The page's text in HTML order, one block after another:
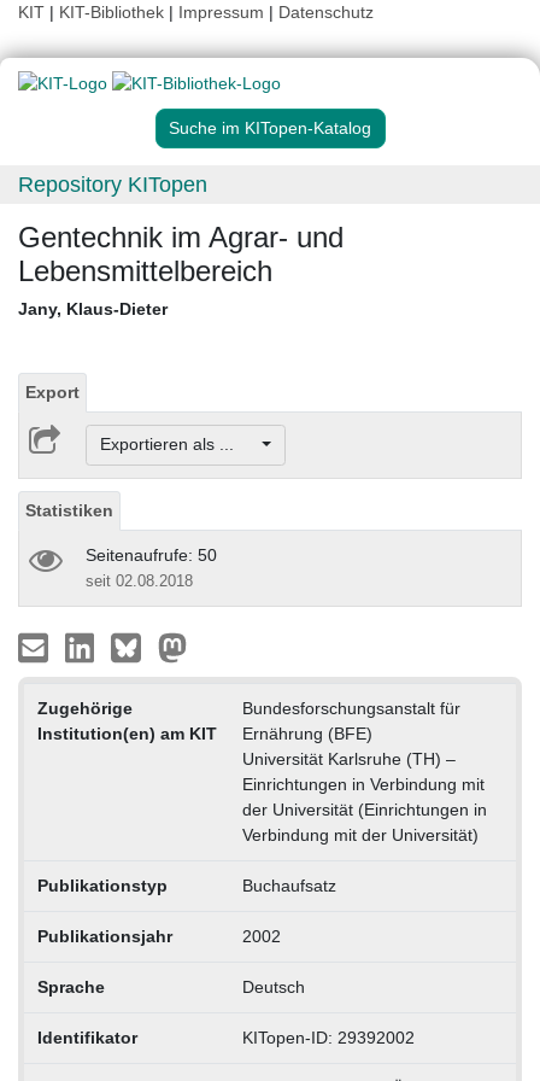
KIT | KIT-Bibliothek | Impressum | Datenschutz
Suche im KITopen-Katalog
Repository KITopen
Gentechnik im Agrar- und
Lebensmittelbereich
Jany, Klaus-Dieter
Export
Exportieren als ...
Statistiken
Seitenaufrufe: 50
seit 02.08.2018
Zugehörige
Institution(en) am KIT
Bundesforschungsanstalt für
Ernährung (BFE)
Universität Karlsruhe (TH) –
Einrichtungen in Verbindung mit
der Universität (Einrichtungen in
Verbindung mit der Universität)
Publikationstyp Buchaufsatz
Publikationsjahr 2002
Sprache Deutsch
Identifikator KITopen-ID: 29392002